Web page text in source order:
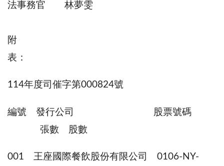
法事務官 林夢雯
附
表
114年度司催字第000824號
編號 發行公司 股票號碼
張數 股數
001 王座國際餐飲股份有限公司 0106-NY-